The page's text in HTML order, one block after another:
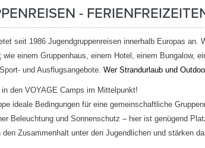
-
seit 1986 Jugendgruppenreisen innerhalb Europas an.
wie einem Gruppenhaus, einem Hotel, einem Bungalow,
und Ausflugsangebote. Wer Strandurlaub und
den VOYAGE Camps im Mittelpunkt!
ideale Bedingungen für eine gemeinschaftliche
Beleuchtung und Sonnenschutz – hier ist genügend
Zusammenhalt unter den Jugendlichen und stärken